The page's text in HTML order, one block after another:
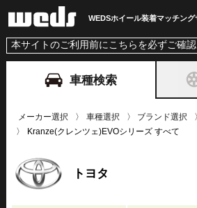
WEDSホイール装着マッチング
本サイトのご利用前にこちらを必ずご確
車種検索
メーカー選択 車種選択 ブランド選択
Kranze(クレンツェ)EVOシリーズ すべて
トヨタ